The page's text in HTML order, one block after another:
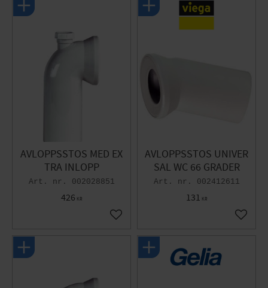
AVLOPPSSTOS MED EX
TRA INLOPP
002028851
426 KR
Lägg till i favoriter
AVLOPPSSTOS UNIVER
SAL WC 66 GRADER
002412611
131 KR
Lägg